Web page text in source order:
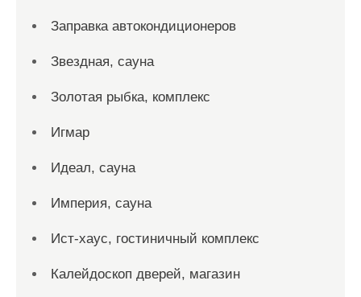
Заправка автокондиционеров
Звездная, сауна
Золотая рыбка, комплекс
Игмар
Идеал, сауна
Империя, сауна
Ист-хаус, гостиничный комплекс
Калейдоскоп дверей, магазин